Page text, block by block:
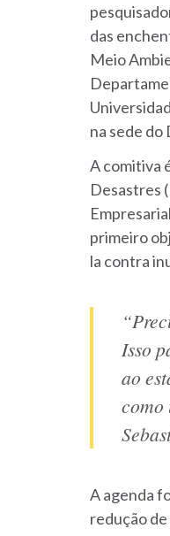
das
Meio
na sede do
A comitiva
Desastres
primeiro
la contra
Isso
ao
como
A agenda
redução